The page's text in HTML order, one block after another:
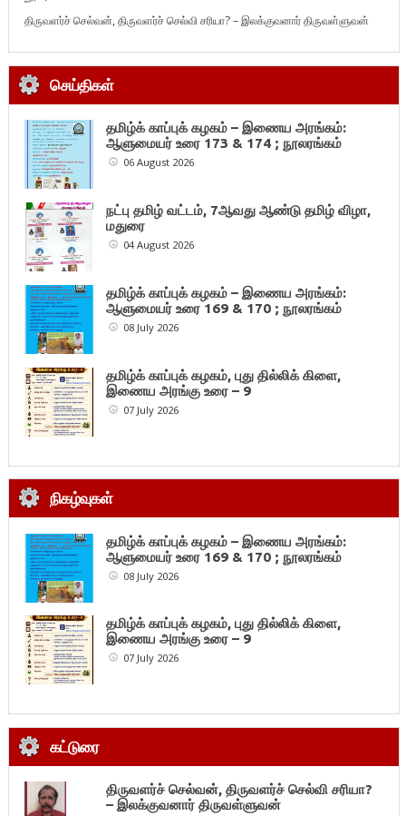
திருவளர்ச் செல்வன், திருவளர்ச் செல்வி சரியா? – இலக்குவனார் திருவள்ளுவன்
செய்திகள்
தமிழ்க் காப்புக் கழகம் – இணைய அரங்கம்:
ஆளுமையர் உரை 173 & 174 ; நூலரங்கம்
06 August 2026
நட்பு தமிழ் வட்டம், 7ஆவது ஆண்டு தமிழ் விழா,
மதுரை
04 August 2026
தமிழ்க் காப்புக் கழகம் – இணைய அரங்கம்:
ஆளுமையர் உரை 169 & 170 ; நூலரங்கம்
08 July 2026
தமிழ்க் காப்புக் கழகம், புது தில்லிக் கிளை,
இணைய அரங்கு உரை – 9
07 July 2026
நிகழ்வுகள்
தமிழ்க் காப்புக் கழகம் – இணைய அரங்கம்:
ஆளுமையர் உரை 169 & 170 ; நூலரங்கம்
08 July 2026
தமிழ்க் காப்புக் கழகம், புது தில்லிக் கிளை,
இணைய அரங்கு உரை – 9
07 July 2026
கட்டுரை
திருவளர்ச் செல்வன், திருவளர்ச் செல்வி சரியா?
– இலக்குவனார் திருவள்ளுவன்